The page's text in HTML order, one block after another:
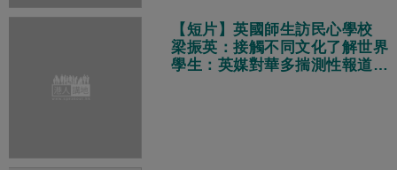
【短片】英國師生訪民心學校
梁振英：接觸不同文化了解世界
學生：英媒對華多揣測性報道